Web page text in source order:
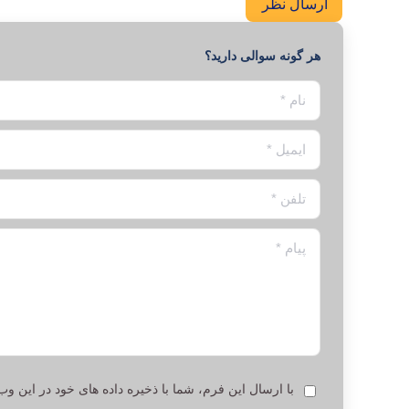
ارسال نظر
هر گونه سوالی دارید؟
نام *
ایمیل *
تلفن *
پیام *
با ارسال این فرم، شما با ذخیره داده های خود در این